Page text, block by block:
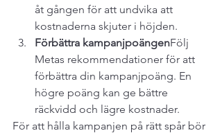
åt gången för att undvika att
kostnaderna skjuter i höjden.
Förbättra kampanjpoängenFölj
Metas rekommendationer för att
förbättra din kampanjpoäng. En
högre poäng kan ge bättre
räckvidd och lägre kostnader.
För att hålla kampanjen på rätt spår bör